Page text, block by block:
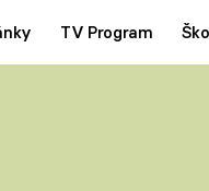
TV Program